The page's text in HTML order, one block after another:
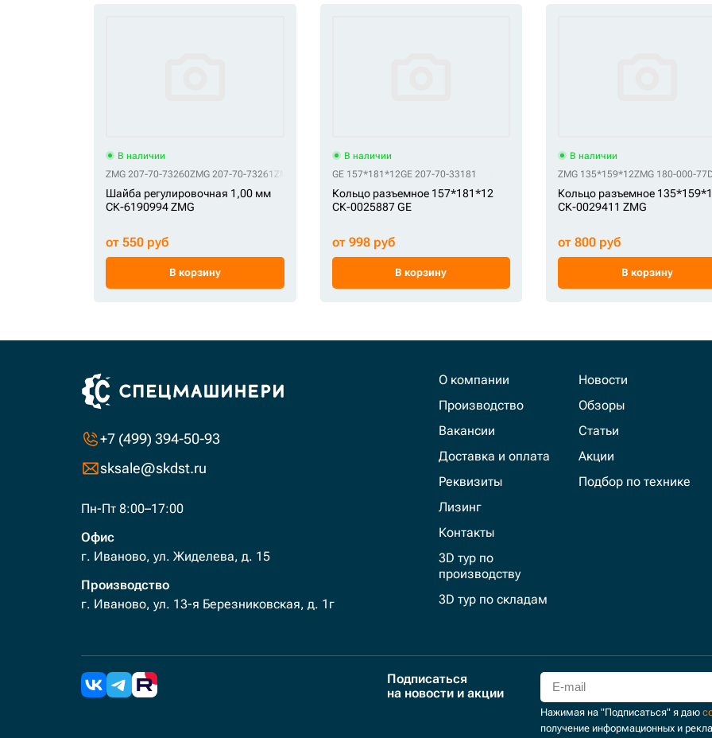
В наличии
ZMG 207-70-73260ZMG 207-70-73261 ZMG 90*170*1ZMG S391-090155A
Шайба регулировочная 1,00 мм
СК-6190994 ZMG
от 550 руб
В корзину
В наличии
GE 157*181*12GE 207-70-33181
Кольцо разъемное 157*181*12
СК-0025887 GE
от 998 руб
В корзину
В наличии
ZMG 135*159*12ZMG 180-000-
Кольцо разъемное
СК-0029411 ZMG
от 800 руб
В корзину
+7 (499) 394-50-93
sksale@skdst.ru
Пн-Пт 8:00–17:00
Офис
г. Иваново, ул. Жиделева, д. 15
Производство
г. Иваново, ул. 13-я Березниковская, д. 1г
О компании
Производство
Вакансии
Доставка и оплата
Реквизиты
Лизинг
Контакты
3D тур по
производству
3D тур по складам
Новости
Обзоры
Статьи
Акции
Подбор по технике
Подписаться
на новости и акции
Нажимая на "Подписаться" я даю
получение информационных и